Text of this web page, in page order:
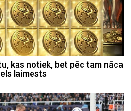
kas notiek, bet pēc tam nāca
laimests